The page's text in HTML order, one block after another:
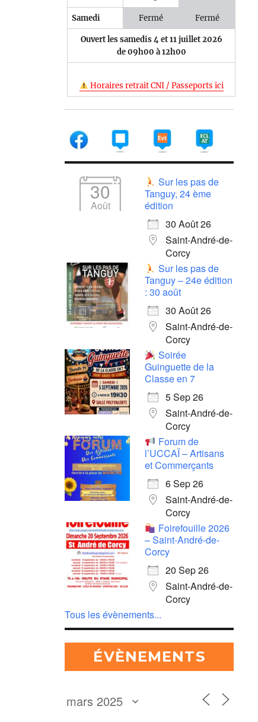
Samedi Fermé Fermé
Ouvert les samedis 4 et 11 juillet 2026
de 09h00 à 12h00
Horaires retrait CNI / Passeports ici
30
Août
Sur les pas de
Tanguy, 24 ème
édition
30 Août 26
Saint-André-de-
Corcy
Sur les pas de
Tanguy – 24e édition
: 30 août
30 Août 26
Saint-André-de-
Corcy
Soirée
Guinguette de la
Classe en 7
5 Sep 26
Saint-André-de-
Corcy
Forum de
l’UCCAÏ – Artisans
et Commerçants
6 Sep 26
Saint-André-de-
Corcy
Foirefouille 2026
– Saint-André-de-
Corcy
20 Sep 26
Saint-André-de-
Corcy
Tous les évènements...
ÉVÈNEMENTS